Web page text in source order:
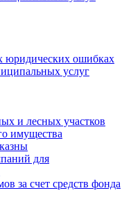
ошибках
услуг
и лесных участков
имущества
для
за счет средств фонда